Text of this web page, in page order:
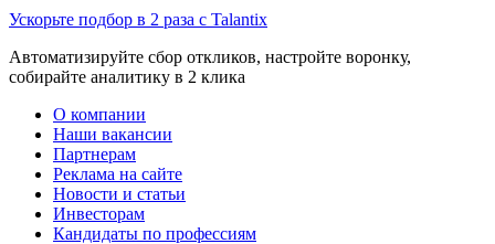
Ускорьте подбор в 2 раза с Talantix
Автоматизируйте сбор откликов, настройте воронку,
собирайте аналитику в 2 клика
О компании
Наши вакансии
Партнерам
Реклама на сайте
Новости и статьи
Инвесторам
Кандидаты по профессиям